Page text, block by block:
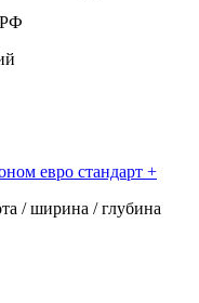
РФ
евро стандарт +
/ ширина / глубина